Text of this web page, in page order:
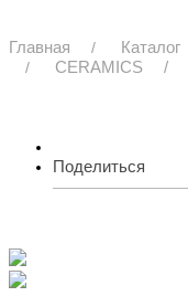
Главная Каталог
CERAMICS
Поделиться